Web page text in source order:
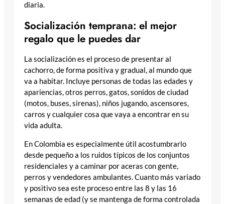
diaria.
Socialización temprana: el mejor
regalo que le puedes dar
La socialización es el proceso de presentar al
cachorro, de forma positiva y gradual, al mundo que
va a habitar. Incluye personas de todas las edades y
apariencias, otros perros, gatos, sonidos de ciudad
(motos, buses, sirenas), niños jugando, ascensores,
carros y cualquier cosa que vaya a encontrar en su
vida adulta.
En Colombia es especialmente útil acostumbrarlo
desde pequeño a los ruidos típicos de los conjuntos
residenciales y a caminar por aceras con gente,
perros y vendedores ambulantes. Cuanto más variado
y positivo sea este proceso entre las 8 y las 16
semanas de edad (y se mantenga de forma controlada